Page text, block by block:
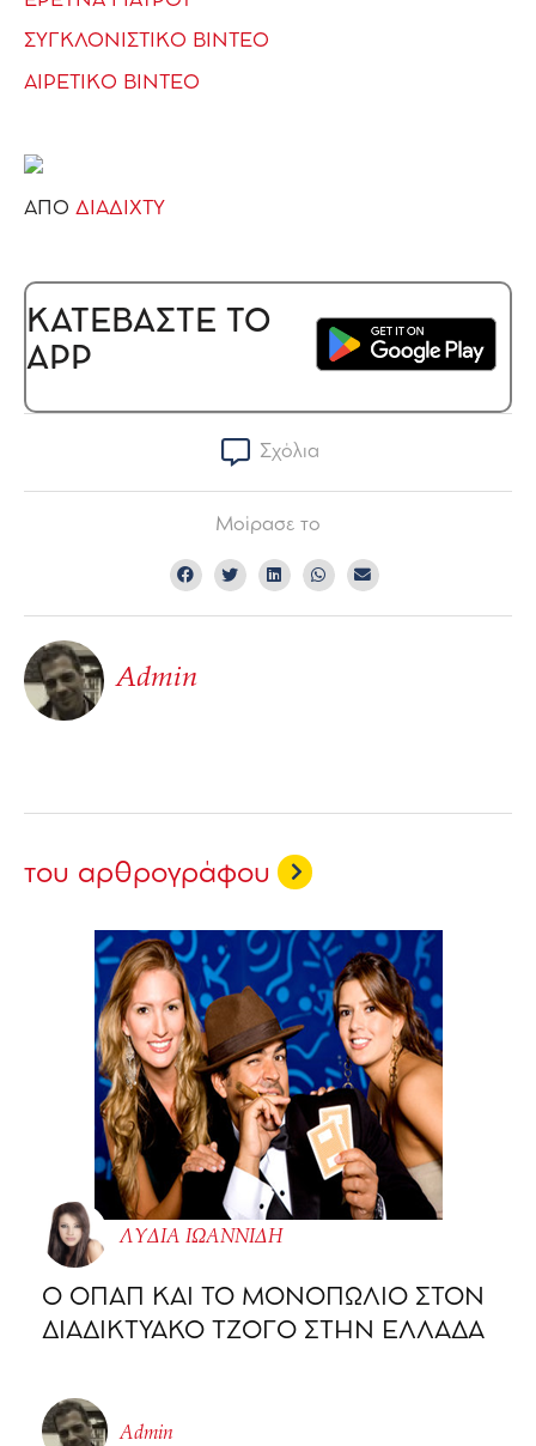
ΣΥΓΚΛΟΝΙΣΤΙΚΟ ΒΙΝΤΕΟ
ΑΙΡΕΤΙΚΟ ΒΙΝΤΕΟ
ΑΠΟ ΔΙΑΔΙΧΤΥ
ΚΑΤΕΒΑΣΤΕ ΤΟ
APP
Σχόλια
Μοίρασε το
Admin
του αρθρογράφου
ΛΥΔΙΑ ΙΩΑΝΝΙΔΗ
O ΟΠΑΠ ΚΑΙ ΤΟ ΜΟΝΟΠΩΛΙΟ ΣΤΟΝ
ΔΙΑΔΙΚΤΥΑΚΟ ΤΖΟΓΟ ΣΤΗΝ ΕΛΛΑΔΑ
Admin